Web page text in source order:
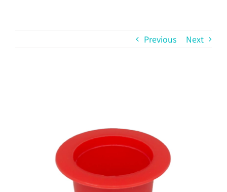
生產製造
選購指南
Previous Next